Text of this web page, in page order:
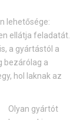
lehetősége:
ellátja feladatát.
a gyártástól a
bezárólag a
hol laknak az
Olyan gyártót